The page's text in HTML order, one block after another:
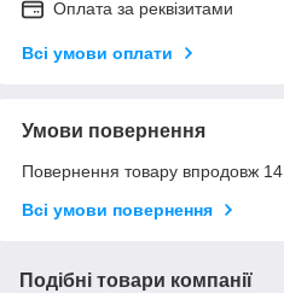
Оплата за реквізитами
Всі умови оплати
Умови повернення
Повернення товару впродовж 14
Всі умови повернення
Подібні товари компанії